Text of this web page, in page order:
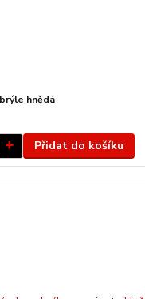
hnědá
Přidat do košíku